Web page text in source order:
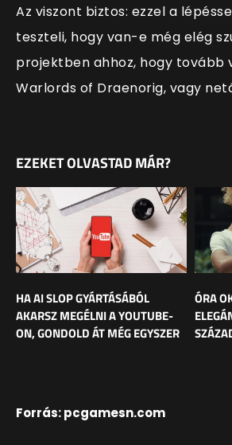
Az viszont biztos: ezzel a
teszteli, hogy van-e még elég
projektben ahhoz, hogy tovább
Warlords of Draenorig, vagy
EZEKET OLVASTAD MÁR?
HA AI SLOP GYÁRTÁSÁBÓL
AKARSZ MEGÉLNI A YOUTUBE-
ON, GONDOLD ÁT MÉG EGYSZER
ÓRA
Forrás: pcgamesn.com